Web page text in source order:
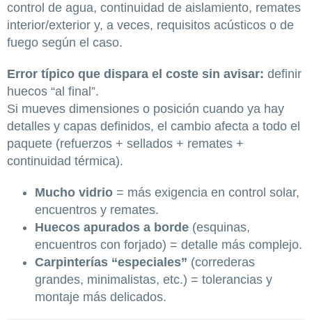
control de agua, continuidad de aislamiento, remates
interior/exterior y, a veces, requisitos acústicos o de
fuego según el caso.
Error típico que dispara el coste sin avisar: definir
huecos “al final”.
Si mueves dimensiones o posición cuando ya hay
detalles y capas definidos, el cambio afecta a todo el
paquete (refuerzos + sellados + remates +
continuidad térmica).
Mucho vidrio = más exigencia en control solar,
encuentros y remates.
Huecos apurados a borde (esquinas,
encuentros con forjado) = detalle más complejo.
Carpinterías “especiales” (correderas
grandes, minimalistas, etc.) = tolerancias y
montaje más delicados.